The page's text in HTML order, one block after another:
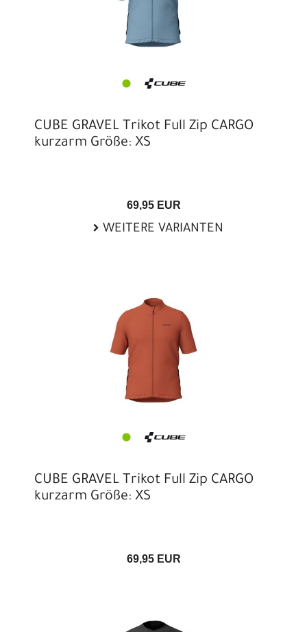
CUBE GRAVEL Trikot Full Zip CARGO
kurzarm Größe: XS
69,95 EUR
WEITERE VARIANTEN
CUBE GRAVEL Trikot Full Zip CARGO
kurzarm Größe: XS
69,95 EUR